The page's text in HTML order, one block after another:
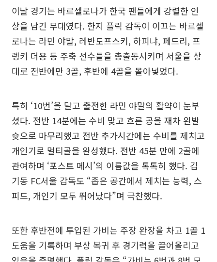
이날 경기는 바르셀로나가 한국 팬들에게 강렬한 인
상을 남긴 무대였다. 한지 플릭 감독이 이끄는 바르셀
로나는 라민 야말, 레반도프스키, 하피냐, 페드리, 프
렝키 더용 등 주축 선수들을 총출동시키며 서울을 상
대로 전반에만 3골, 후반에 4골을 몰아넣었다.
특히 ‘10번’을 달고 출전한 라민 야말의 활약이 눈부
셨다. 전반 14분에는 수비 맞고 흐른 공을 재차 왼발
슛으로 마무리했고 전반 추가시간에는 수비를 제치고
개인기로 멀티골을 완성했다. 전반 45분 만에 2골에
관여하며 ‘포스트 메시’의 이름값을 톡톡히 했다. 김
기동 FC서울 감독도 “좁은 공간에서 제치는 능력, 스
피드, 개인기 모두 뛰어났다”며 극찬했다.
또한 후반전에 투입된 가비는 주장 완장을 차고 1골 1
도움을 기록하며 부상 복귀 후 경기력을 끌어올리고